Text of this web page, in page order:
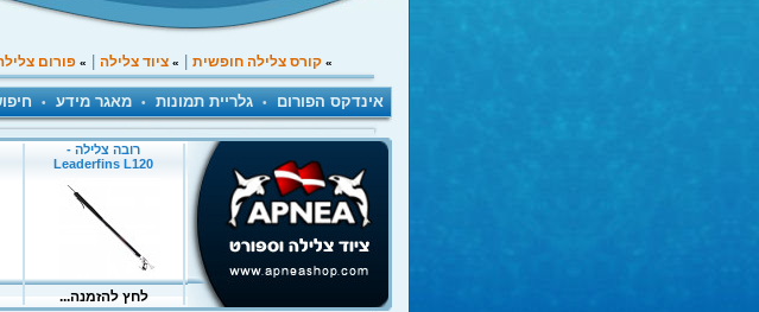
» קורס צלילה חופשית » ציוד צלילה » פורום
אינדקס הפורום • גלריית תמונות • מאגר מידע •